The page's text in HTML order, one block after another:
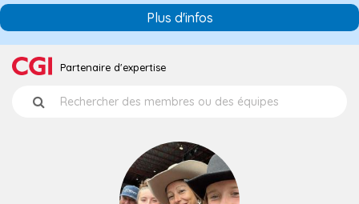
Plus d'infos
Partenaire d'expertise